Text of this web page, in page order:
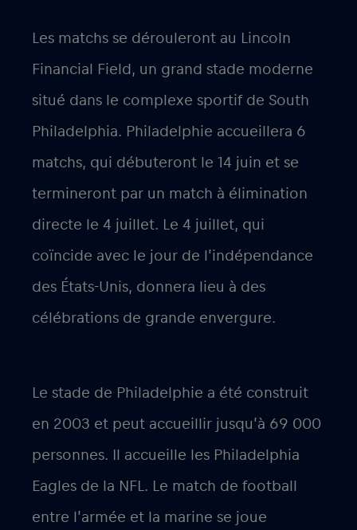
Les matchs se dérouleront au Lincoln
Financial Field, un grand stade moderne
situé dans le complexe sportif de South
Philadelphia. Philadelphie accueillera 6
matchs, qui débuteront le 14 juin et se
termineront par un match à élimination
directe le 4 juillet. Le 4 juillet, qui
coïncide avec le jour de l’indépendance
des États-Unis, donnera lieu à des
célébrations de grande envergure.
Le stade de Philadelphie a été construit
en 2003 et peut accueillir jusqu’à 69 000
personnes. Il accueille les Philadelphia
Eagles de la NFL. Le match de football
entre l’armée et la marine se joue